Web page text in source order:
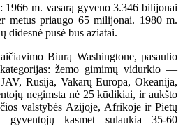
m. vasarą gyveno 3.346 bilijonai
metus priaugo 65 milijonai. 1980 m.
didesnė pusė bus aziatai.
Biurą Washingtone, pasaulio
žemo gimimų vidurkio —
Rusija, Vakarų Europa, Okeanija,
negimsta nė 25 kūdikiai, ir aukšto
valstybės Azijoje, Afrikoje ir Pietų
gyventojų kasmet sulaukia 35-60